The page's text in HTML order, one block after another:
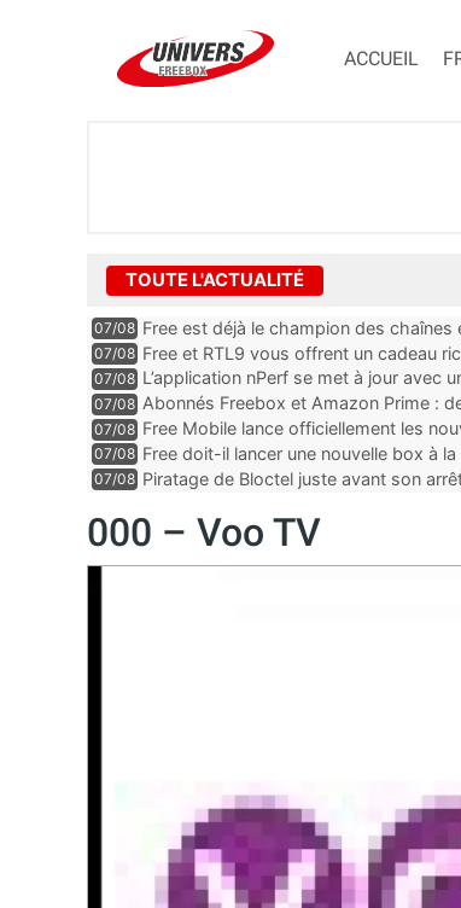
ACCUEIL
TOUTE L'ACTUALITÉ
07/08 Free est déjà le champion des chaînes
encore au moin...
07/08 Free et RTL9 vous offrent un cadeau
l’obtenir
07/08 L’application nPerf se met à jour avec
Mobile, Orange, SFR ...
07/08 Abonnés Freebox et Amazon Prime :
07/08 Free Mobile lance officiellement les
des promos et des cadeaux
07/08 Free doit-il lancer une nouvelle box à
07/08 Piratage de Bloctel juste avant son
000 – Voo TV